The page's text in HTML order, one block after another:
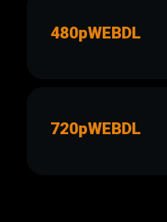
480pWEBDL
720pWEBDL